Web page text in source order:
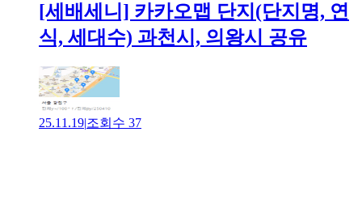
[세배세니] 카카오맵 단지(단지명, 연
식, 세대수) 과천시, 의왕시 공유
25.11.19|조회수 37